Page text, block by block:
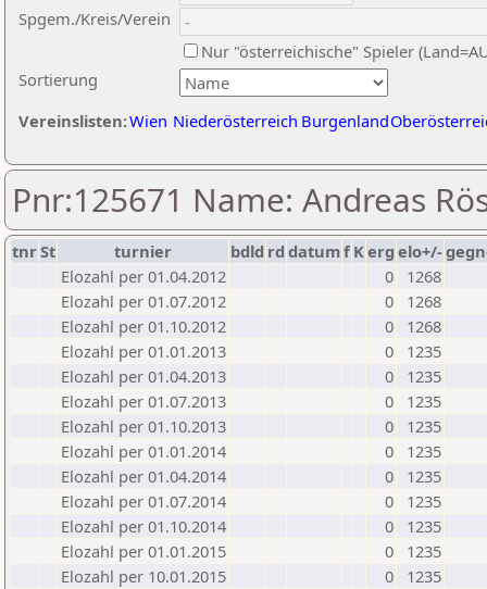
Sortierung
Spgem./Kreis/Verein
Nur "österreichische" Spieler
Vereinslisten:Wien Niederösterreich Burgenland
Pnr:125671 Name: Andreas
tnrSt turnier bdld rd datumf Kerg elo+/-
Elozahl per 01.04.2012
0
1268
Elozahl per 01.07.2012
0
1268
Elozahl per 01.10.2012
0
1268
Elozahl per 01.01.2013
0
1235
Elozahl per 01.04.2013
0
1235
Elozahl per 01.07.2013
0
1235
Elozahl per 01.10.2013
0
1235
Elozahl per 01.01.2014
0
1235
Elozahl per 01.04.2014
0
1235
Elozahl per 01.07.2014
0
1235
Elozahl per 01.10.2014
0
1235
Elozahl per 01.01.2015
0
1235
Elozahl per 10.01.2015
0
1235